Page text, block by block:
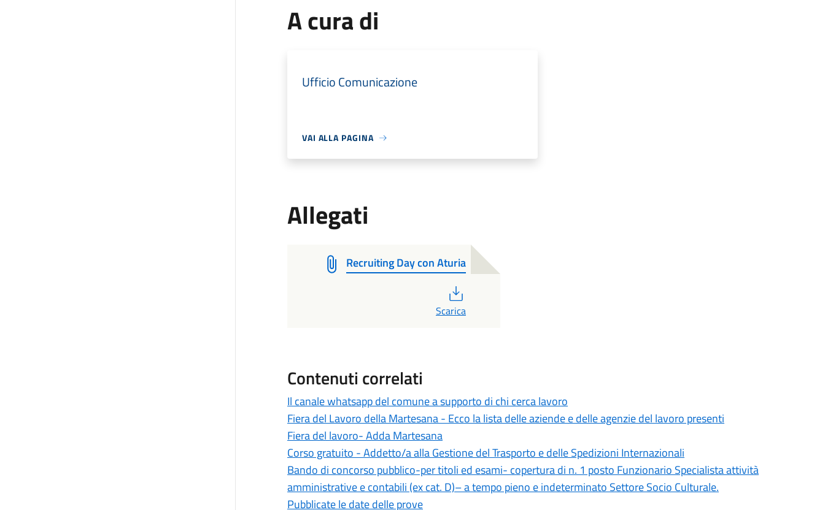
A cura di
Ufficio Comunicazione
VAI ALLA PAGINA
Allegati
Recruiting Day con Aturia
Scarica
Contenuti correlati
Il canale whatsapp del comune a supporto di chi cerca lavoro
Fiera del Lavoro della Martesana - Ecco la lista delle aziende e delle agenzie del lavoro presenti
Fiera del lavoro- Adda Martesana
Corso gratuito - Addetto/a alla Gestione del Trasporto e delle Spedizioni Internazionali
Bando di concorso pubblico-per titoli ed esami- copertura di n. 1 posto Funzionario Specialista attività
amministrative e contabili (ex cat. D)– a tempo pieno e indeterminato Settore Socio Culturale.
Pubblicate le date delle prove